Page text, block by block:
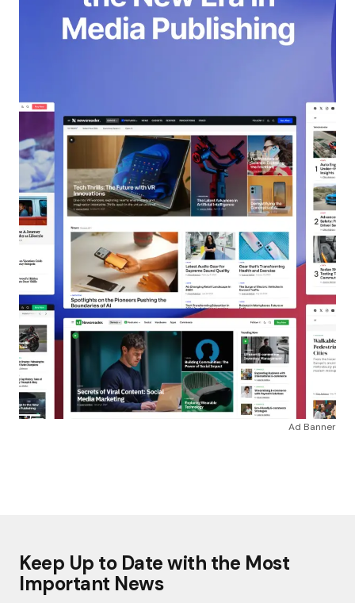
Ad Banner
Keep Up to Date with the Most
Important News